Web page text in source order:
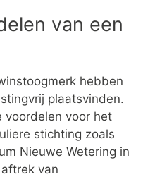
van een
hebben
plaatsvinden.
voordelen voor het
stichting zoals
Nieuwe Wetering in
van